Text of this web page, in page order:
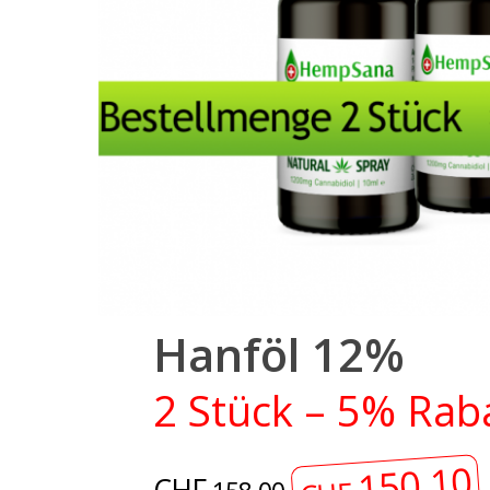
Hit enter to search or ESC to close
Hanföl 12%
2 Stück – 5%